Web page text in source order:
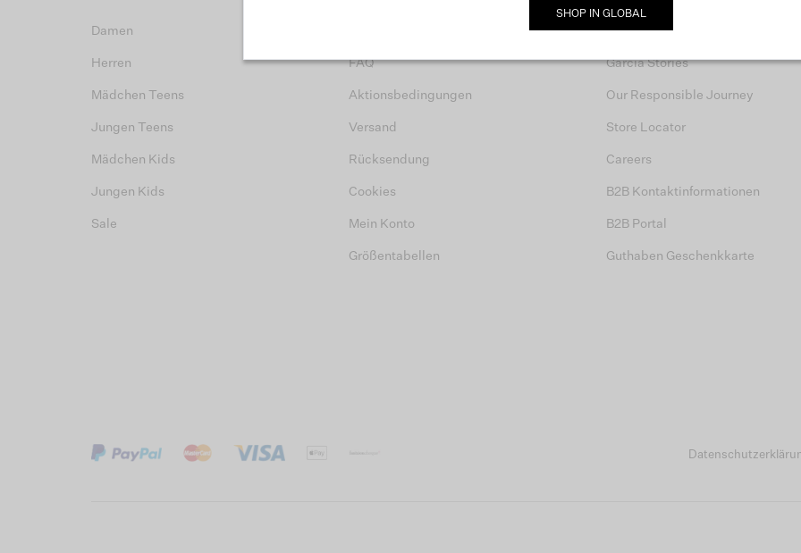
Damen
Herren
Mädchen Teens
Jungen Teens
Mädchen Kids
Jungen Kids
Sale
FAQ
Aktionsbedingungen
Versand
Rücksendung
Cookies
Mein Konto
Größentabellen
Über uns
Garcia Stories
Our Responsible Journey
Store Locator
Careers
B2B Kontaktinformationen
B2B Portal
Guthaben Geschenkkarte
SHOP IN GLOBAL